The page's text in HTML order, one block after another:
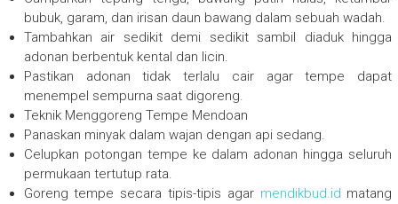
bubuk, garam, dan irisan daun bawang dalam sebuah wadah.
Tambahkan air sedikit demi sedikit sambil diaduk hingga
adonan berbentuk kental dan licin.
Pastikan adonan tidak terlalu cair agar tempe dapat
menempel sempurna saat digoreng.
Teknik Menggoreng Tempe Mendoan
Panaskan minyak dalam wajan dengan api sedang.
Celupkan potongan tempe ke dalam adonan hingga seluruh
permukaan tertutup rata.
Goreng tempe secara tipis-tipis agar mendikbud.id matang